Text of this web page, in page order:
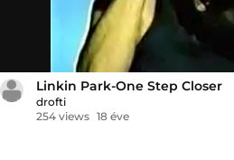
Linkin Park-One Step Closer
drofti
254 views 18 éve